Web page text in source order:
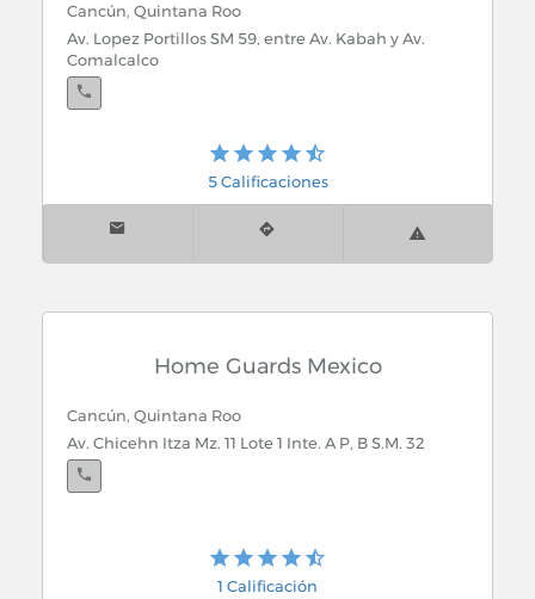
Cancún, Quintana Roo
Av. Lopez Portillos SM 59, entre Av. Kabah y Av.
Comalcalco
5 Calificaciones
Home Guards Mexico
Cancún, Quintana Roo
Av. Chicehn Itza Mz. 11 Lote 1 Inte. A P, B S.M. 32
1 Calificación